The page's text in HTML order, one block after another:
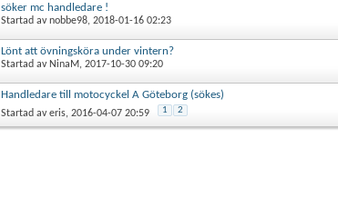
söker mc handledare !
Startad avnobbe98, 2018-01-16 02:23
Lönt att övningsköra under vintern?
Startad av NinaM, 2017-10-30 09:20
Handledare till motocyckel A Göteborg (sökes)
Startad averis, 2016-04-07 20:59 1 2